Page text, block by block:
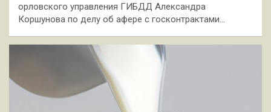
орловского управления ГИБДД Александра
Коршунова по делу об афере с госконтрактами…